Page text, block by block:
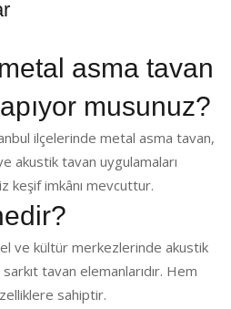
asma tavan
musunuz?
ilçelerinde metal asma tavan,
akustik tavan uygulamaları
keşif imkânı mevcuttur.
ve kültür merkezlerinde akustik
tavan elemanlarıdır. Hem
sahiptir.